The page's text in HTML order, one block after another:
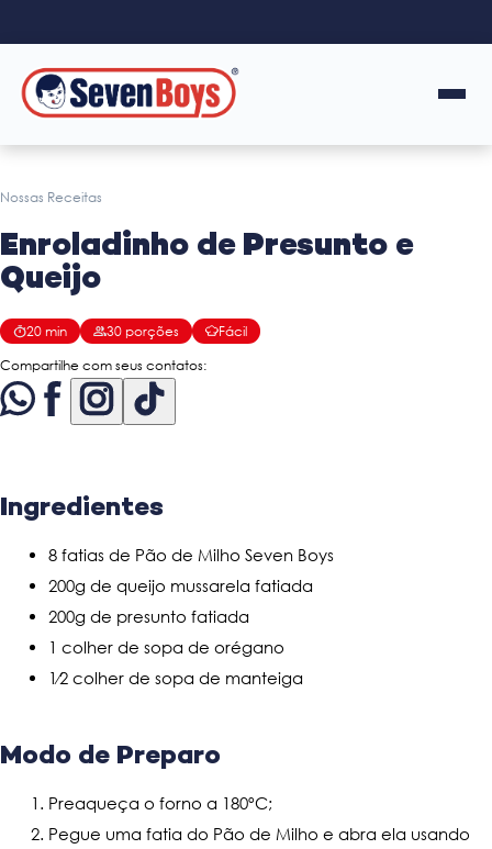
Nossas Receitas
Enroladinho de Presunto e
Queijo
20 min 30 porções Fácil
Compartilhe com seus contatos:
Ingredientes
8 fatias de Pão de Milho Seven Boys
200g de queijo mussarela fatiada
200g de presunto fatiada
1 colher de sopa de orégano
1⁄2 colher de sopa de manteiga
Modo de Preparo
Preaqueça o forno a 180ºC;
Pegue uma fatia do Pão de Milho e abra ela usando